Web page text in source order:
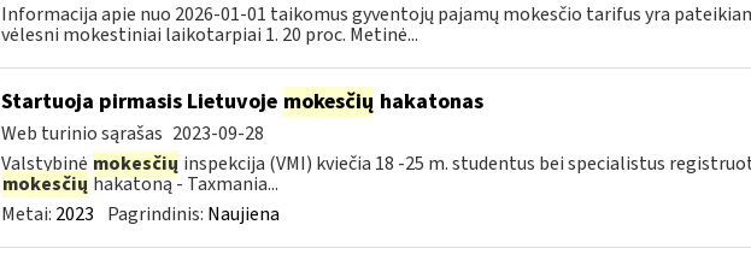
Informacija apie nuo 2026-01-01 taikomus gyventojų pajamų mokesčio tarifus yra
vėlesni mokestiniai laikotarpiai 1. 20 proc. Metinė...
Startuoja pirmasis Lietuvoje mokesčių hakatonas
Web turinio sąrašas 2023-09-28
Valstybinė mokesčių inspekcija (VMI) kviečia 18 -25 m. studentus bei specialistus
mokesčių hakatoną - Taxmania...
Metai: 2023 Pagrindinis: Naujiena